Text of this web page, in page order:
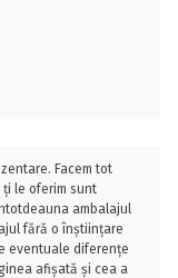
Facem tot
le oferim sunt
ambalajul
fără o înștiințare
eventuale diferențe
afișată și cea a